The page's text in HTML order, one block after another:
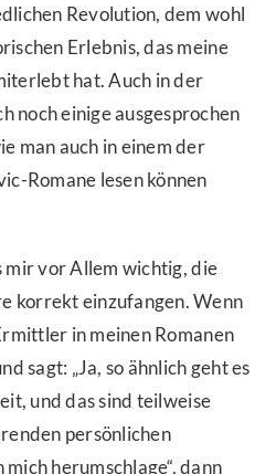
Revolution, dem wohl
Erlebnis, das meine
hat. Auch in der
noch einige ausgesprochen
man auch in einem der
Romane lesen können
mir vor Allem wichtig, die
korrekt einzufangen. Wenn
in meinen Romanen
sagt: „Ja, so ähnlich geht es
und das sind teilweise
persönlichen
herumschlage“, dann